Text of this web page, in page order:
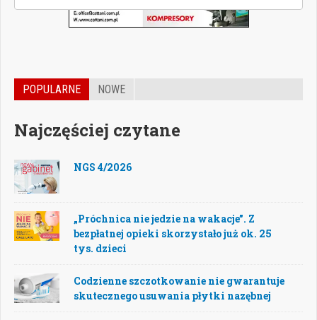
POPULARNE NOWE
Najczęściej czytane
NGS 4/2026
„Próchnica nie jedzie na wakacje”. Z
bezpłatnej opieki skorzystało już ok. 25
tys. dzieci
Codzienne szczotkowanie nie gwarantuje
skutecznego usuwania płytki nazębnej